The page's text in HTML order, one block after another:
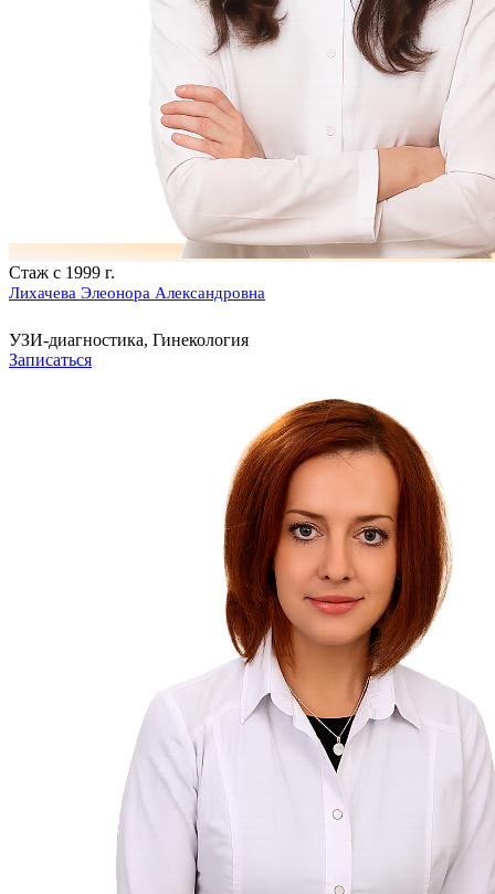
Стаж с 1999 г.
Лихачева Элеонора Александровна
УЗИ-диагностика, Гинекология
Записаться